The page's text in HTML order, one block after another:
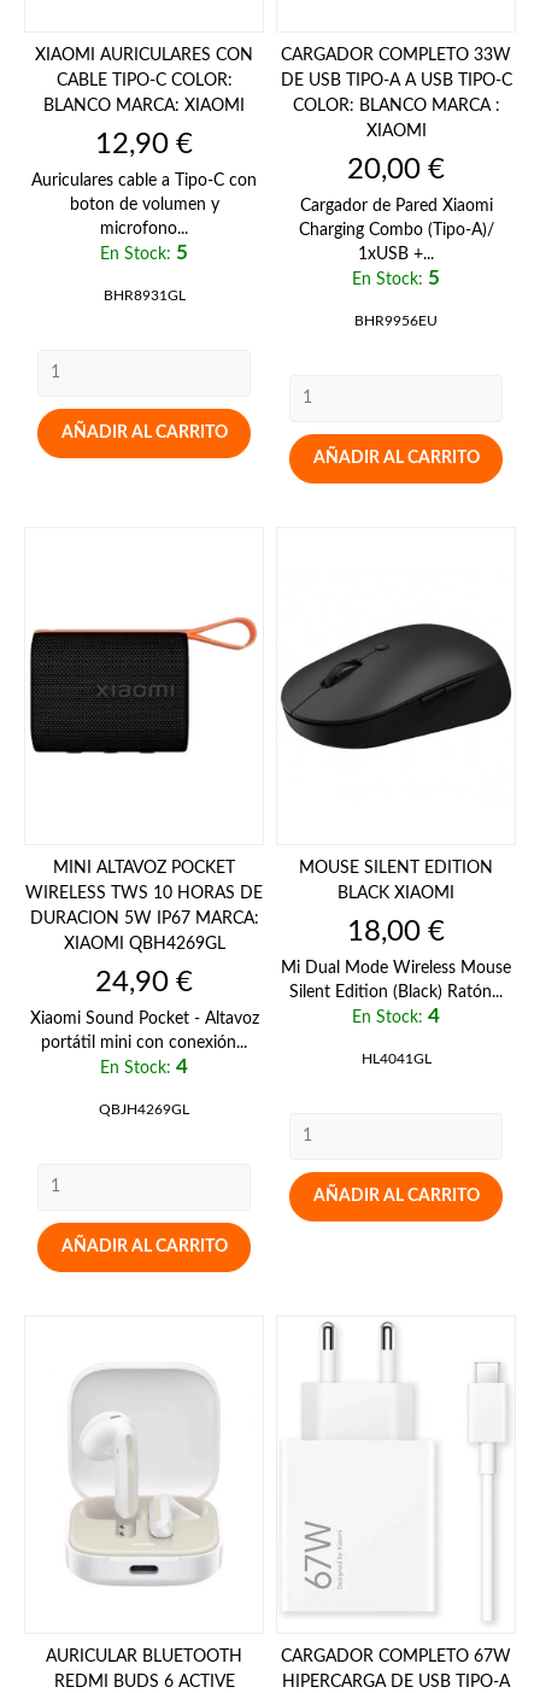
XIAOMI AURICULARES CON
CABLE TIPO-C COLOR:
BLANCO MARCA: XIAOMI
Precio
12,90 €
Auriculares cable a Tipo-C con
boton de volumen y
microfono...
En Stock: 5
BHR8931GL
AÑADIR AL CARRITO
CARGADOR COMPLETO 33W
DE USB TIPO-A A USB TIPO-C
COLOR: BLANCO MARCA :
XIAOMI
Precio
20,00 €
Cargador de Pared Xiaomi
Charging Combo (Tipo-A)/
1xUSB +...
En Stock: 5
BHR9956EU
AÑADIR AL CARRITO
MINI ALTAVOZ POCKET
WIRELESS TWS 10 HORAS DE
DURACION 5W IP67 MARCA:
XIAOMI QBH4269GL
Precio
24,90 €
Xiaomi Sound Pocket - Altavoz
portátil mini con conexión...
En Stock: 4
QBJH4269GL
AÑADIR AL CARRITO
MOUSE SILENT EDITION
BLACK XIAOMI
Precio
18,00 €
Mi Dual Mode Wireless Mouse
Silent Edition (Black) Ratón...
En Stock: 4
HL4041GL
AÑADIR AL CARRITO
AURICULAR BLUETOOTH
REDMI BUDS 6 ACTIVE
CARGADOR COMPLETO 67W
HIPERCARGA DE USB TIPO-A